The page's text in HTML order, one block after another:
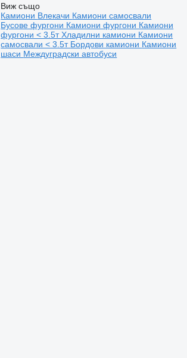
Виж също
Камиони Влекачи Камиони самосвали
Бусове фургони Камиони фургони Камиони
фургони < 3.5тХладилни камиони Камиони
самосвали < 3.5т Бордови камиони Камиони
шаси Междуградски автобуси